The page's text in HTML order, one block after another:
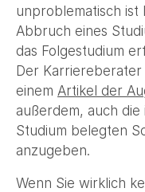
unproblematisch ist
Abbruch eines
das Folgestudium
Der
einem Artikel der
außerdem, auch
Studium belegten
anzugeben.
Wenn Sie wirklich